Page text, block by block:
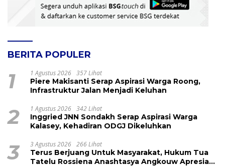
BERITA POPULER
1 1 Agustus 2026 357 Lihat
Piere Makisanti Serap Aspirasi Warga Roong,
Infrastruktur Jalan Menjadi Keluhan
2 1 Agustus 2026 342 Lihat
Inggried JNN Sondakh Serap Aspirasi Warga
Kalasey, Kehadiran ODGJ Dikeluhkan
3 3 Agustus 2026 266 Lihat
Terus Berjuang Untuk Masyarakat, Hukum Tua
Tatelu Rossiena Anashtasya Angkouw Apresiasi